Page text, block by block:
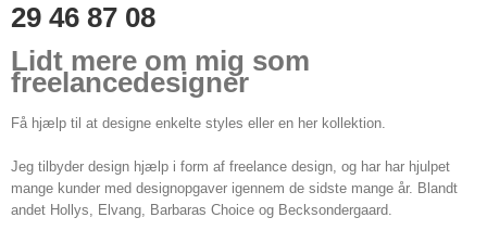
29 46 87 08
Lidt mere om mig som
freelancedesigner
Få hjælp til at designe enkelte styles eller en her kollektion.
Jeg tilbyder design hjælp i form af freelance design, og har har hjulpet
mange kunder med designopgaver igennem de sidste mange år. Blandt
andet Hollys, Elvang, Barbaras Choice og Becksondergaard.